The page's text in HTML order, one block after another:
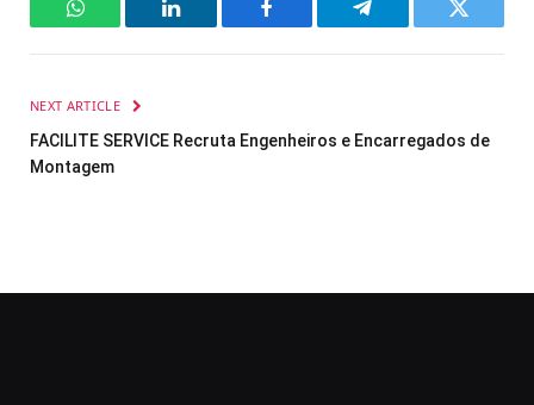
WhatsAppLinkedIn Facebook Telegram Twitter
NEXT ARTICLE
FACILITE SERVICE Recruta Engenheiros e Encarregados de
Montagem